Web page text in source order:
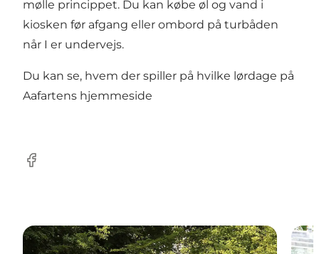
mølle princippet. Du kan købe øl og vand i
kiosken før afgang eller ombord på turbåden
når I er undervejs.
Du kan se, hvem der spiller på hvilke lørdage på
Aafartens hjemmeside
Facebook